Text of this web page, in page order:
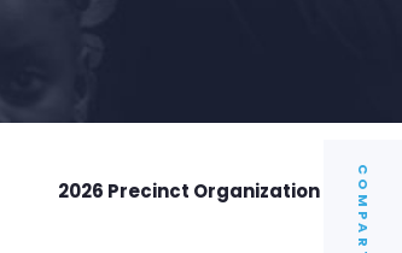
COMPARTIR
2026 Precinct Organization